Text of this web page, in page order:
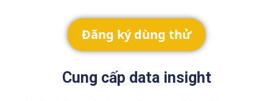
Đăng ký dùng thử
Cung cấp data insight